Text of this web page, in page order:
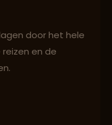
door het hele
en de